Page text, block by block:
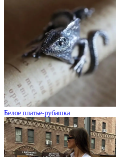
Белое платье-рубашка